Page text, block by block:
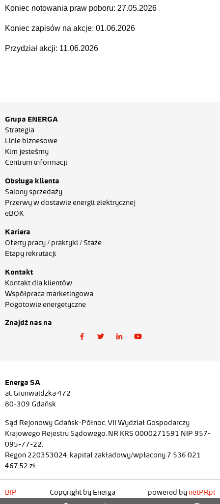
Koniec notowania praw poboru: 27.05.2026
Koniec zapisów na akcje: 01.06.2026
Przydział akcji: 11.06.2026
Grupa ENERGA
Strategia
Linie biznesowe
Kim jesteśmy
Centrum informacji
Obsługa klienta
Salony sprzedaży
Przerwy w dostawie energii elektrycznej
eBOK
Kariera
Oferty pracy / praktyki / Staże
Etapy rekrutacji
Kontakt
Kontakt dla klientów
Współpraca marketingowa
Pogotowie energetyczne
Znajdź nas na
Energa SA
al. Grunwaldzka 472
80-309 Gdańsk
Sąd Rejonowy Gdańsk-Północ, VII Wydział Gospodarczy
Krajowego Rejestru Sądowego, NR KRS 0000271591 NIP 957-
095-77-22,
Regon 220353024, kapitał zakładowy/wpłacony 7 536 021
467,52 zł.
BIP Copyright by Energa powered by netPR.pl